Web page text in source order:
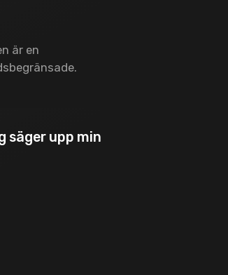
är en
säger upp min